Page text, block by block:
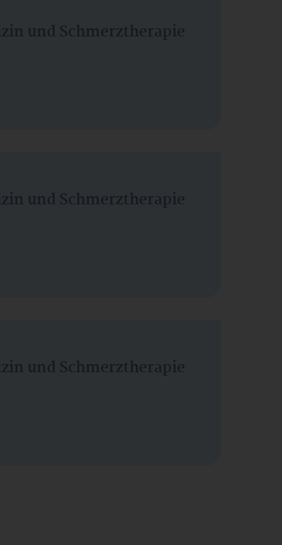
und Schmerztherapie
und Schmerztherapie
und Schmerztherapie